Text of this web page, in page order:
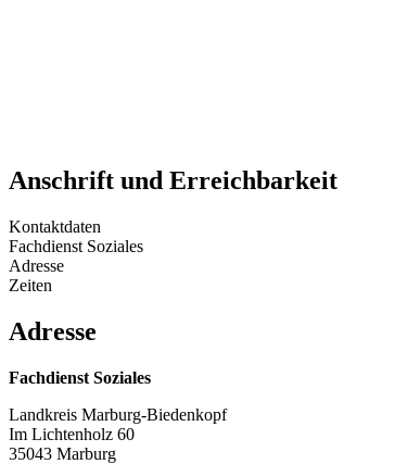
Anschrift und Erreichbarkeit
Kontaktdaten
Fachdienst Soziales
Adresse
Zeiten
Adresse
Fachdienst Soziales
Landkreis Marburg-Biedenkopf
Im Lichtenholz 60
35043 Marburg